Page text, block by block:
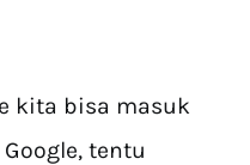
kita bisa masuk
tentu